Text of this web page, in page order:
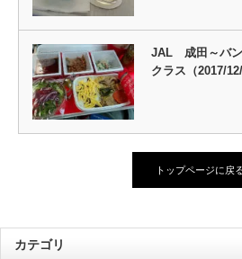
JAL 成田～バ
クラス（2017/
トップページに戻
カテゴリ